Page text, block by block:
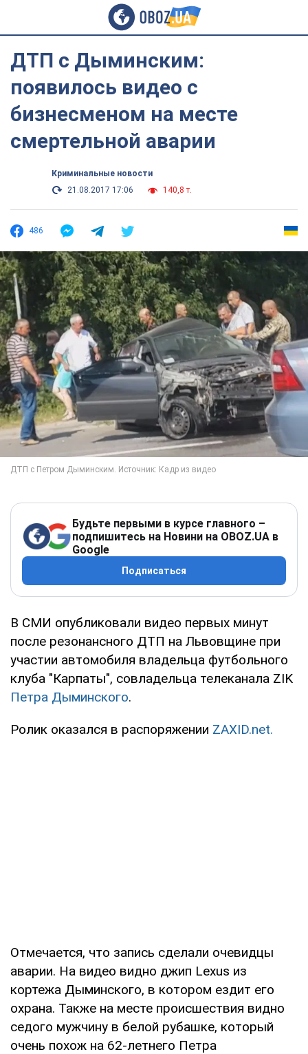
ДТП с Дыминским:
появилось видео с
бизнесменом на месте
смертельной аварии
Криминальные новости
21.08.2017 17:06
140,8 т.
486
Будьте первыми в курсе главного –
подпишитесь на Новини на OBOZ.UA в
Google
Подписаться
В СМИ опубликовали видео первых минут
после резонансного ДТП на Львовщине при
участии автомобиля владельца футбольного
клуба "Карпаты", совладельца телеканала ZIK
Петра Дыминского.
Ролик оказался в распоряжении ZAXID.net.
Отмечается, что запись сделали очевидцы
аварии. На видео видно джип Lexus из
кортежа Дыминского, в котором ездит его
охрана. Также на месте происшествия видно
седого мужчину в белой рубашке, который
очень похож на 62-летнего Петра